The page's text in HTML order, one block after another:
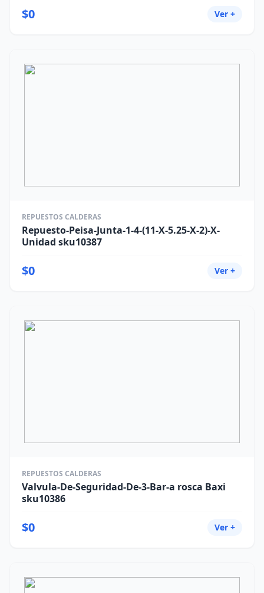
$0 Ver +
REPUESTOS CALDERAS
Repuesto-Peisa-Junta-1-4-(11-X-5.25-X-2)-X-
Unidad sku10387
$0 Ver +
REPUESTOS CALDERAS
Valvula-De-Seguridad-De-3-Bar-a rosca Baxi
sku10386
$0 Ver +